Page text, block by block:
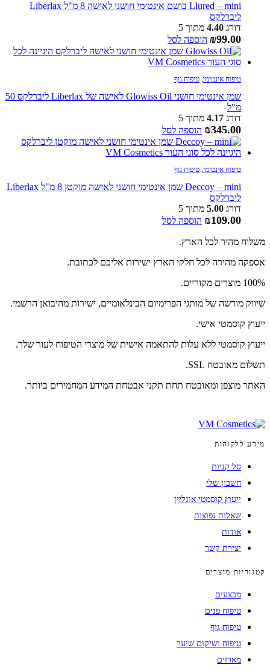
Llured – mini בושם אינטימי חושני לאישה 8 מ"ל Liberlax
ליברלקס
דורג 4.40 מתוך 5
₪99.00 הוספה לסל
טיפוח אינטימי, טיפוח גוף
שמן אינטימי חושני Glowiss Oil לאישה של Liberlax ליברלקס 50
מ"ל
דורג 4.17 מתוך 5
₪345.00 הוספה לסל
טיפוח אינטימי, טיפוח גוף
Deccoy – mini שמן אינטימי חושני לאישה מוקטן 8 מ"ל Liberlax
ליברלקס
דורג 5.00 מתוך 5
₪109.00 הוספה לסל
משלוח מהיר לכל הארץ.
אספקה מהירה לכל חלקי הארץ ישירות אליכם לכתובת.
100% מוצרים מקוריים.
שיווק מורשה של מותגי הפרימיום הבינלאומיים, ישירות מהיבואן הרשמי.
ייעוץ קוסמטי אישי.
ייעוץ קוסמטי ללא עלות להתאמה אישית של מוצרי הטיפוח לעור שלך.
תשלום מאובטח SSL.
האתר מוצפן ומאובטח תחת תקני אבטחת המידע המחמירים ביותר.
מידע ללקוחות
סל קניות
חשבון שלי
ייעוץ קוסמטי אונליין
שאלות נפוצות
אודות
יצירת קשר
קטגוריות מוצרים
מבצעים
טיפוח פנים
טיפוח גוף
טיפוח ושיקום שיער
מארזים